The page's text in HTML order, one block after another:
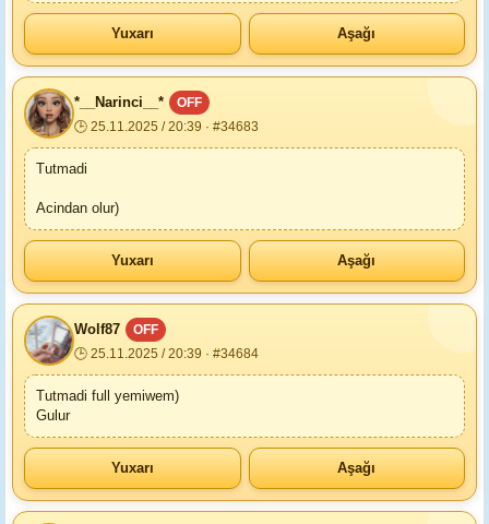
Yuxarı Aşağı
*__Narinci__*
OFF
🕒 25.11.2025 / 20:39 · #34683
Tutmadi
Acindan olur)
Yuxarı Aşağı
Wolf87
OFF
🕒 25.11.2025 / 20:39 · #34684
Tutmadi full yemiwem)
Gulur
Yuxarı Aşağı